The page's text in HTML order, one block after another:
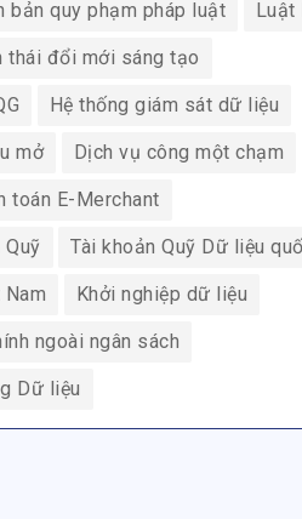
bản quy phạm pháp luật Luật
thái đổi mới sáng tạo
Hệ thống giám sát dữ liệu
mở Dịch vụ công một chạm
toán E-Merchant
Tài khoản Quỹ Dữ liệu
Khởi nghiệp dữ liệu
ngoài ngân sách
Dữ liệu